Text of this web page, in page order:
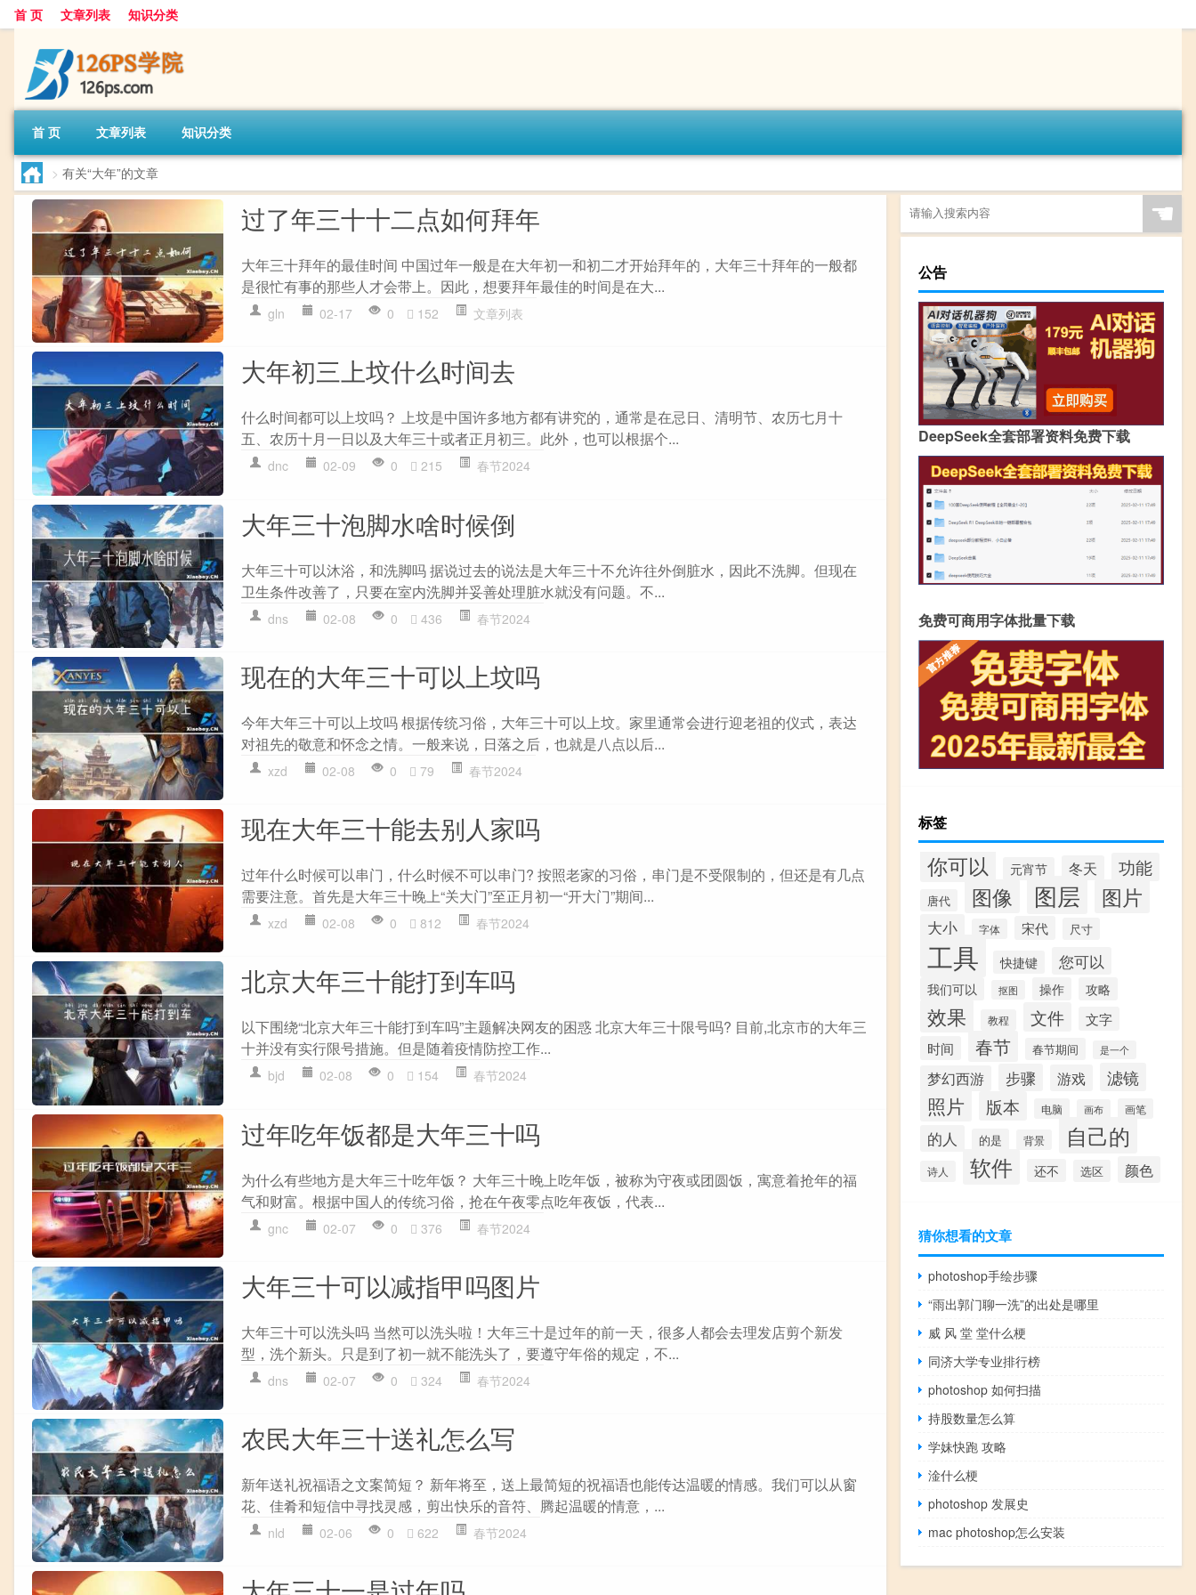
首 页 文章列表 知识分类
首 页 文章列表 知识分类
> 有关“大年”的文章
过了年三十十二点如何拜年
大年三十拜年的最佳时间 中国过年一般是在大年初一和初二才开始拜年的，大年三十拜年的一般都
是很忙有事的那些人才会带上。因此，想要拜年最佳的时间是在大...
gln 02-17 0 152 文章列表
大年初三上坟什么时间去
什么时间都可以上坟吗？ 上坟是中国许多地方都有讲究的，通常是在忌日、清明节、农历七月十
五、农历十月一日以及大年三十或者正月初三。此外，也可以根据个...
dnc 02-09 0 215 春节2024
大年三十泡脚水啥时候倒
大年三十可以沐浴，和洗脚吗 据说过去的说法是大年三十不允许往外倒脏水，因此不洗脚。但现在
卫生条件改善了，只要在室内洗脚并妥善处理脏水就没有问题。不...
dns 02-08 0 436 春节2024
现在的大年三十可以上坟吗
今年大年三十可以上坟吗 根据传统习俗，大年三十可以上坟。家里通常会进行迎老祖的仪式，表达
对祖先的敬意和怀念之情。一般来说，日落之后，也就是八点以后...
xzd 02-08 0 79 春节2024
现在大年三十能去别人家吗
过年什么时候可以串门，什么时候不可以串门? 按照老家的习俗，串门是不受限制的，但还是有几点
需要注意。首先是大年三十晚上“关大门”至正月初一“开大门”期间...
xzd 02-08 0 812 春节2024
北京大年三十能打到车吗
以下围绕“北京大年三十能打到车吗”主题解决网友的困惑 北京大年三十限号吗? 目前,北京市的大年三
十并没有实行限号措施。但是随着疫情防控工作...
bjd 02-08 0 154 春节2024
过年吃年饭都是大年三十吗
为什么有些地方是大年三十吃年饭？ 大年三十晚上吃年饭，被称为守夜或团圆饭，寓意着抢年的福
气和财富。根据中国人的传统习俗，抢在午夜零点吃年夜饭，代表...
gnc 02-07 0 376 春节2024
大年三十可以减指甲吗图片
大年三十可以洗头吗 当然可以洗头啦！大年三十是过年的前一天，很多人都会去理发店剪个新发
型，洗个新头。只是到了初一就不能洗头了，要遵守年俗的规定，不...
dns 02-07 0 324 春节2024
农民大年三十送礼怎么写
新年送礼祝福语之文案简短？ 新年将至，送上最简短的祝福语也能传达温暖的情感。我们可以从窗
花、佳肴和短信中寻找灵感，剪出快乐的音符、腾起温暖的情意，...
nld 02-06 0 622 春节2024
☚
公告
DeepSeek全套部署资料免费下载
免费可商用字体批量下载
标签
你可以 元宵节 冬天 功能
唐代 图像 图层 图片
大小 字体 宋代 尺寸
工具 快捷键 您可以
我们可以 抠图 操作 攻略
效果 教程 文件
文字
时间
春节 春节期间 是一个
梦幻西游 步骤 游戏 滤镜
照片 版本 电脑 画布 画笔
的人 的是 背景 自己的
诗人 软件 还不 选区 颜色
猜你想看的文章
photoshop手绘步骤
“雨出郭门聊一洗”的出处是哪里
威 风 堂 堂什么梗
同济大学专业排行榜
photoshop 如何扫描
持股数量怎么算
学妹快跑 攻略
淦什么梗
photoshop 发展史
mac photoshop怎么安装